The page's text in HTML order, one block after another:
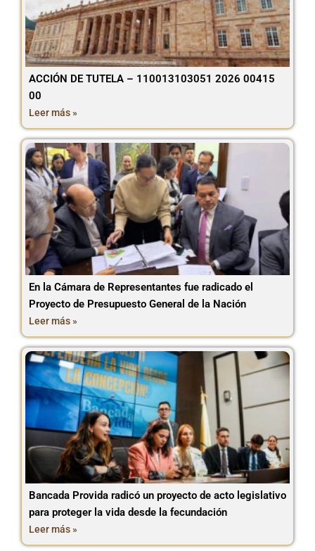
ACCIÓN DE TUTELA – 110013103051 2026 00415
00
Leer más »
En la Cámara de Representantes fue radicado el
Proyecto de Presupuesto General de la Nación
Leer más »
Bancada Provida radicó un proyecto de acto legislativo
para proteger la vida desde la fecundación
Leer más »